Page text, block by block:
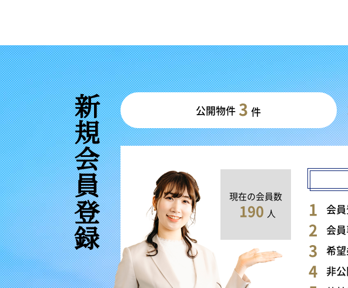
新規会員登録 公開物件 3 件
現在の会員数
190 人
会
会
希
非